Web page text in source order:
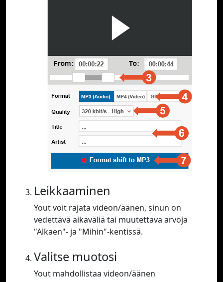
Leikkaaminen
Yout voit rajata videon/äänen, sinun on
vedettävä aikaväliä tai muutettava arvoja
"Alkaen"- ja "Mihin"-kentissä.
Valitse muotosi
Yout mahdollistaa videon/äänen